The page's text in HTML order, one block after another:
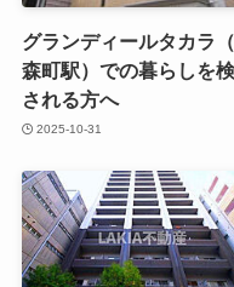
グランディールタカラ
森町駅）での暮らしを
される方へ
2025-10-31